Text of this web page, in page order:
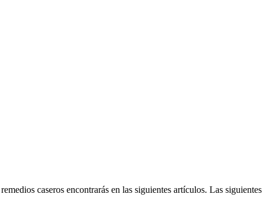
caseros encontrarás en las siguientes artículos. Las siguientes